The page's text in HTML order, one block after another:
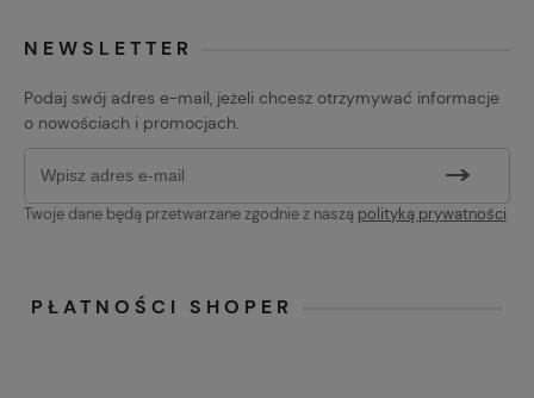
NEWSLETTER
Podaj swój adres e-mail, jeżeli chcesz otrzymywać informacje
o nowościach i promocjach.
Twoje dane będą przetwarzane zgodnie z naszą polityką prywatności
PŁATNOŚCI SHOPER